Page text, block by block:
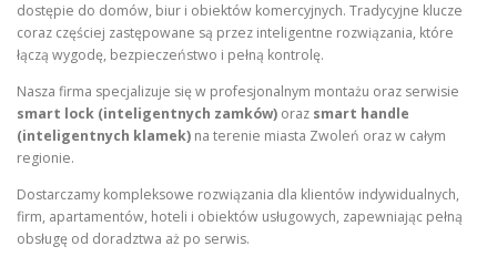
dostępie do domów, biur i obiektów komercyjnych. Tradycyjne klucze
coraz częściej zastępowane są przez inteligentne rozwiązania, które
łączą wygodę, bezpieczeństwo i pełną kontrolę.
Nasza firma specjalizuje się w profesjonalnym montażu oraz serwisie
smart lock (inteligentnych zamków) oraz smart handle
(inteligentnych klamek) na terenie miasta Zwoleń oraz w całym
regionie.
Dostarczamy kompleksowe rozwiązania dla klientów indywidualnych,
firm, apartamentów, hoteli i obiektów usługowych, zapewniając pełną
obsługę od doradztwa aż po serwis.